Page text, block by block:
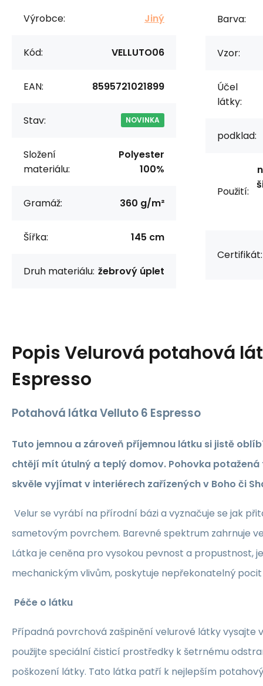
Výrobce: Jiný
Kód: VELLUTO06
EAN: 8595721021899
Stav: NOVINKA
Složení
materiálu:
Polyester
100%
Gramáž: 360 g/m²
Šířka: 145 cm
Druh materiálu: žebrový úplet
Barva:
Vzor:
Účel
látky:
podklad:
Použití:
Certifikát:
PopisVelurová potahová
Espresso
Potahová látka Velluto 6 Espresso
Tuto jemnou a zároveň příjemnou látku si jistě
chtějí mít útulný a teplý domov. Pohovka
skvěle vyjímat v interiérech zařízených v Boho či
Velur se vyrábí na přírodní bázi a vyznačuje se jak
sametovým povrchem. Barevné spektrum zahrnuje
Látka je ceněna pro vysokou pevnost a propustnost,
mechanickým vlivům, poskytuje nepřekonatelný
Péče o látku
Případná povrchová zašpinění velurové látky vysajte
použijte speciální čisticí prostředky k šetrnému
poškození látky. Tato látka patří k nejlepším